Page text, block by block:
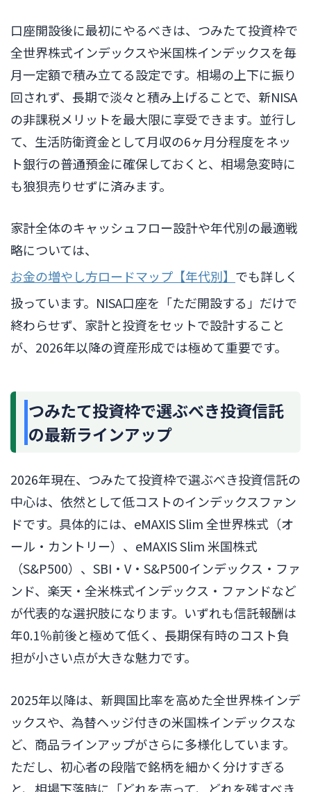
口座開設後に最初にやるべきは、つみたて投資枠で
全世界株式インデックスや米国株インデックスを毎
月一定額で積み立てる設定です。相場の上下に振り
回されず、長期で淡々と積み上げることで、新NISA
の非課税メリットを最大限に享受できます。並行し
て、生活防衛資金として月収の6ヶ月分程度をネッ
ト銀行の普通預金に確保しておくと、相場急変時に
も狼狽売りせずに済みます。
家計全体のキャッシュフロー設計や年代別の最適戦
略については、
お金の増やし方ロードマップ【年代別】 でも詳しく
扱っています。NISA口座を「ただ開設する」だけで
終わらせず、家計と投資をセットで設計すること
が、2026年以降の資産形成では極めて重要です。
つみたて投資枠で選ぶべき投資信託
の最新ラインアップ
2026年現在、つみたて投資枠で選ぶべき投資信託の
中心は、依然として低コストのインデックスファン
ドです。具体的には、eMAXIS Slim 全世界株式（オ
ール・カントリー）、eMAXIS Slim 米国株式
（S&P500）、SBI・V・S&P500インデックス・ファ
ンド、楽天・全米株式インデックス・ファンドなど
が代表的な選択肢になります。いずれも信託報酬は
年0.1％前後と極めて低く、長期保有時のコスト負
担が小さい点が大きな魅力です。
2025年以降は、新興国比率を高めた全世界株インデ
ックスや、為替ヘッジ付きの米国株インデックスな
ど、商品ラインアップがさらに多様化しています。
ただし、初心者の段階で銘柄を細かく分けすぎる